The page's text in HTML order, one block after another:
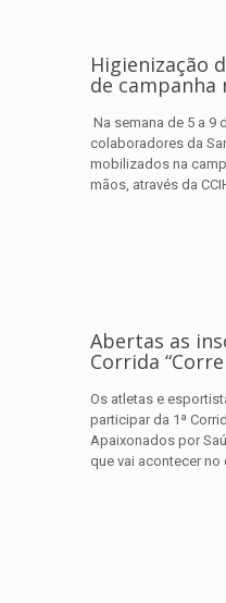
Higienização
de campanha
Na semana de 5 a
colaboradores da
mobilizados na
mãos, através da
Abertas as
Corrida
Os atletas e
participar da 1ª
Apaixonados por
que vai acontecer no